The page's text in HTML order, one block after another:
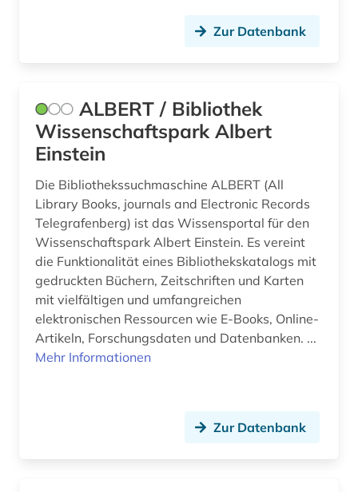
elektronische zeitschrift (3)
elektronisches buch (14)
emissionen (1)
energie (7)
energiebewusstes bauen (4)
energieeffizienz (1)
energieeinsparung (2)
energieerzeugung (2)
Zur Datenbank
ALBERT / Bibliothek
Wissenschaftspark Albert
Einstein
Die Bibliothekssuchmaschine ALBERT (All
Library Books, journals and Electronic Records
Telegrafenberg) ist das Wissensportal für den
Wissenschaftspark Albert Einstein. Es vereint
die Funktionalität eines Bibliothekskatalogs mit
gedruckten Büchern, Zeitschriften und Karten
mit vielfältigen und umfangreichen
elektronischen Ressourcen wie E-Books, Online-
Artikeln, Forschungsdaten und Datenbanken. ...
Mehr Informationen
Zur Datenbank